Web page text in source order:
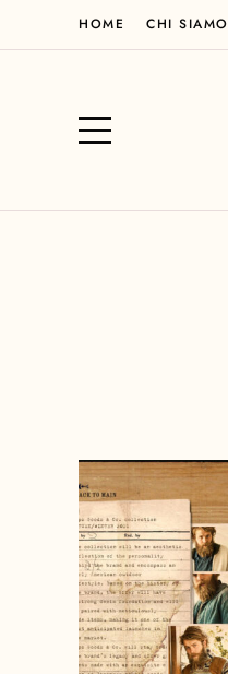
HOME CHI SIAMO